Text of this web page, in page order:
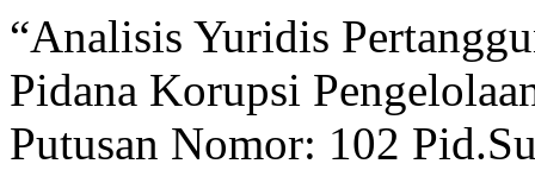
“Analisis Yuridis
Pidana Korupsi
Putusan Nomor: 102